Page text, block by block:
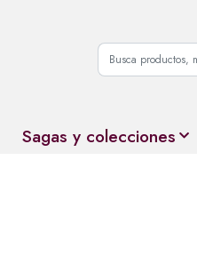
Sagas y colecciones